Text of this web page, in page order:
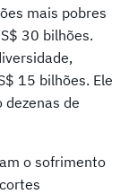
mais pobres
30 bilhões.
15 bilhões. Ele
de
o sofrimento